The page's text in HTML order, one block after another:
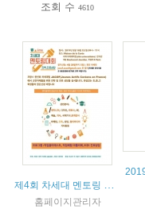
조회 수4610
홈페이지관리자